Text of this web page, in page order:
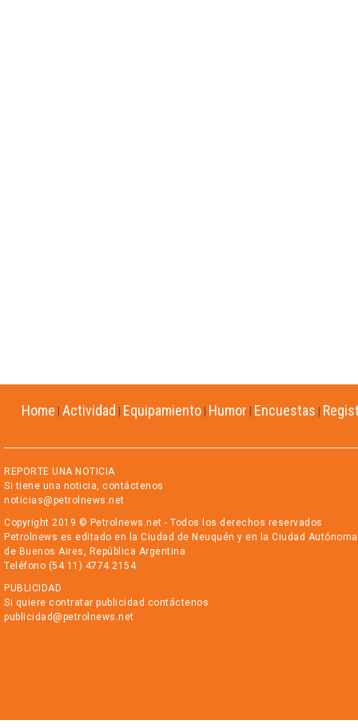
Home Actividad Equipamiento Humor Encuestas
REPORTE UNA NOTICIA
Si tiene una noticia, contáctenos
noticias@petrolnews.net
Copyright 2019 © Petrolnews.net - Todos los derechos reservados
Petrolnews es editado en la Ciudad de Neuquén y en la Ciudad Autónoma
de Buenos Aires, República Argentina
Teléfono (54 11) 4774 2154
PUBLICIDAD
Si quiere contratar publicidad contáctenos
publicidad@petrolnews.net